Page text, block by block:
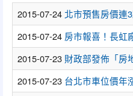
2015-07-24 北市預售房價連
2015-07-24 房市報喜！長虹
2015-07-23 財政部發佈「房
2015-07-23 台北市車位價年